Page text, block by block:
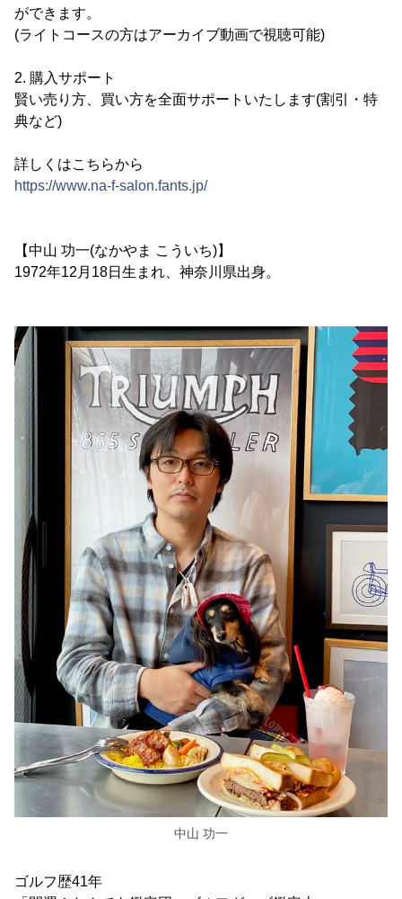
ができます。
(ライトコースの方はアーカイブ動画で視聴可能)
2. 購入サポート
賢い売り方、買い方を全面サポートいたします(割引・特
典など)
詳しくはこちらから
https://www.na-f-salon.fants.jp/
【中山 功一(なかやま こういち)】
1972年12月18日生まれ、神奈川県出身。
中山 功一
ゴルフ歴41年